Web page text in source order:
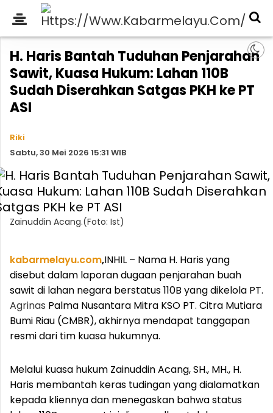
H. Haris Bantah Tuduhan Penjarahan
Sawit, Kuasa Hukum: Lahan 110B
Sudah Diserahkan Satgas PKH ke PT
ASI
Riki
Sabtu, 30 Mei 2026 15:31 WIB
Zainuddin Acang.(Foto: Ist)
kabarmelayu.com,INHIL – Nama H. Haris yang
disebut dalam laporan dugaan penjarahan buah
sawit di lahan negara berstatus 110B yang dikelola PT.
Agrinas Palma Nusantara Mitra KSO PT. Citra Mutiara
Bumi Riau (CMBR), akhirnya mendapat tanggapan
resmi dari tim kuasa hukumnya.
Melalui kuasa hukum Zainuddin Acang, SH., MH., H.
Haris membantah keras tudingan yang dialamatkan
kepada kliennya dan menegaskan bahwa status